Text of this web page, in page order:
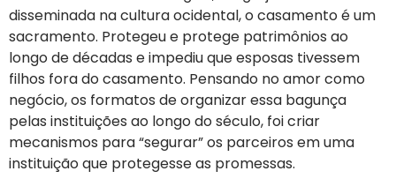
disseminada na cultura ocidental, o casamento é um
sacramento. Protegeu e protege patrimônios ao
longo de décadas e impediu que esposas tivessem
filhos fora do casamento. Pensando no amor como
negócio, os formatos de organizar essa bagunça
pelas instituições ao longo do século, foi criar
mecanismos para “segurar” os parceiros em uma
instituição que protegesse as promessas.